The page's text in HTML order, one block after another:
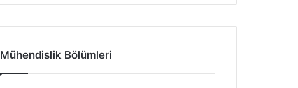
Mühendislik Bölümleri